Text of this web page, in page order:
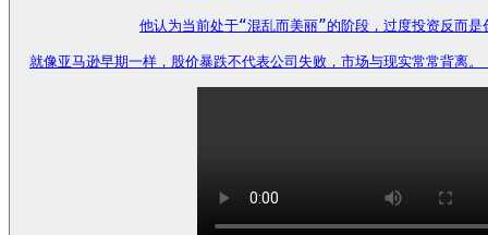
他认为当前处于“混乱而美丽”的阶段，过度投资反而是
就像亚马逊早期一样，股价暴跌不代表公司失败，市场与现实常常